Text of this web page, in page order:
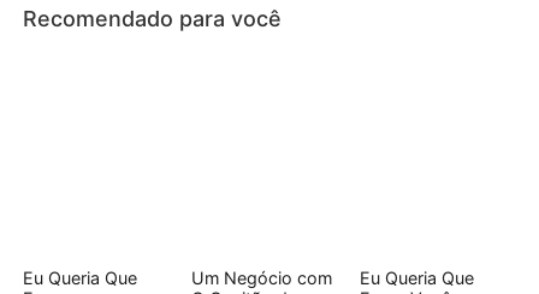
Recomendado para você
Eu Queria Que
Um Negócio com
Eu Queria Que